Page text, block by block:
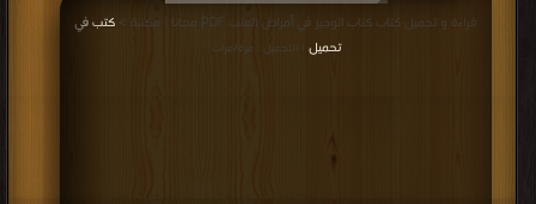
قراءة و تحميل كتاب كتاب الوجيز في أمراض العنب PDF مجانا | مكتبة >
كتب في
تحميل
| التحميل : مرة/مرات